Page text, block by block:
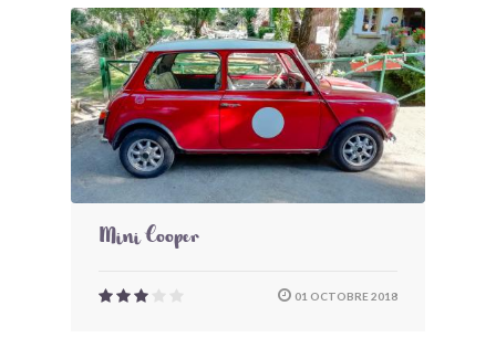
Mini Cooper
01 OCTOBRE 2018